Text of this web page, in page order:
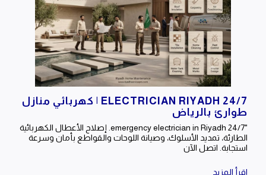
ELECTRICIAN RIYADH 24/7 | كهربائي منازل
طوارئ بالرياض
"24/7 emergency electrician in Riyadh. إصلاح الأعطال الكهربائية
الطارئة، تمديد الأسلوك، وصيانة اللوحات والقواطع بأمان وسرعة
استجابة. اتصل الآن
اقرأ المزيد